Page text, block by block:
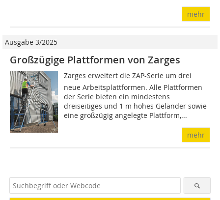
mehr
Ausgabe 3/2025
Großzügige Plattformen von Zarges
Zarges erweitert die ZAP-Serie um drei
neue Arbeitsplattformen. Alle Plattformen
der Serie bieten ein mindestens
dreiseitiges und 1 m hohes Geländer sowie
eine großzügig angelegte Plattform,...
mehr